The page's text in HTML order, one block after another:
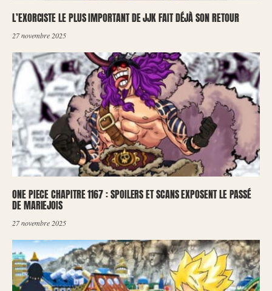
L’EXORCISTE LE PLUS IMPORTANT DE JJK FAIT DÉJÀ SON RETOUR
27 novembre 2025
ONE PIECE CHAPITRE 1167 : SPOILERS ET SCANS EXPOSENT LE PASSÉ
DE MARIEJOIS
27 novembre 2025